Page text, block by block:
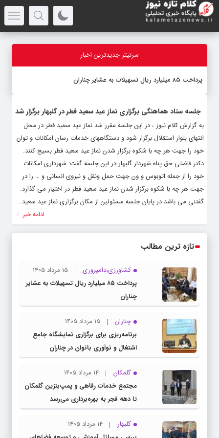
سرتیتر جدیدترین اخبار
پرداخت ۸۵ میلیارد ریال تسهیلات به عشایر چناران
جلسه ستاد هماهنگی برگزاری نماز عید سعید فطر در گلبهار برگزار شد
به گزارش کلام نیوز ، در این جلسه مقرر شد نماز عید سعید فطر در محل
انتهای بلوار استقلال برگزار شود و دستگاههای خدمات رسان امکانات و توان
خود را جهت هر چه با شکوه برگزار شدن نماز عید سعید فطر بسیج کنند.
دکتر فاضلی حق پناه شهردار گلبهار در این جلسه گفت: شهرداری امکانات
خود را از جمله اتوبوس و ون جهت حمل ونقل و نیروی انسانی و … را در
جهت هر چه با شکوه برگزار شدن نماز عید سعید فطر در اختیار می گذارد.
گفتنی می باشد در پایان جلسه مسئولین از مکان برگزاری نماز عید سعید...
ادامه خبر
تازه ترین مطالب
کشاورزی،دامپروری
15 مرداد 1405
پرداخت ۸۵ میلیارد ریال تسهیلات به عشایر
چناران
چناران
15 مرداد 1405
برنامه‌ریزی برای برگزاری نمایشگاه جامع
اشتغال و نوآوری بانوان در چناران
گلمکان
14 مرداد 1405
مجتمع خدمات رفاهی و پمپ‌بنزین گلمکان
تا دهه فجر به بهره‌برداری می‌رسد
گلبهار
14 مرداد 1405